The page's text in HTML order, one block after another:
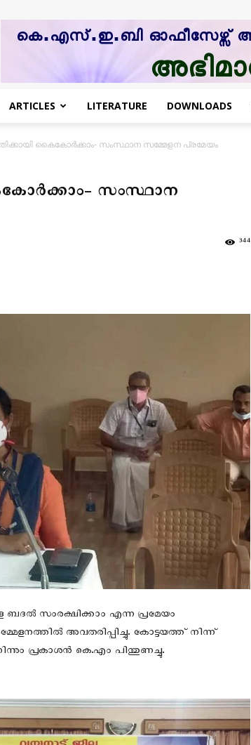
ARTICLES LITERATURE DOWNLOADS
കൈകോര്‍ക്കാം- സംസ്ഥാന സമ്മേളന പ്രമേയം
സംസ്ഥാന
344
ബദൽ സംരക്ഷിക്കാം എന്ന പ്രമേയം
അവതരിപ്പിച്ചു. കോട്ടയത്ത് നിന്ന്
പ്രകാശന്‍ കെ.എം പിന്തുണച്ചു.